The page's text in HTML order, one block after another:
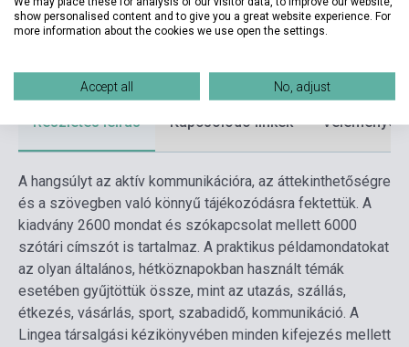
Formátum Könyv
Részletes leírás Kapcsolódó linkek Vélemények
A hangsúlyt az aktív kommunikációra, az áttekinthetőségre
és a szövegben való könnyű tájékozódásra fektettük. A
kiadvány 2600 mondat és szókapcsolat mellett 6000
szótári címszót is tartalmaz. A praktikus példamondatokat
az olyan általános, hétköznapokban használt témák
esetében gyűjtöttük össze, mint az utazás, szállás,
étkezés, vásárlás, sport, szabadidő, kommunikáció. A
Lingea társalgási kézikönyvében minden kifejezés mellett
show personalised content and to give you a great website experience. For
more information about the cookies we use open the settings.
Accept all No, adjust